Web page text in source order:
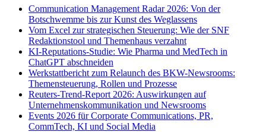
Communication Management Radar 2026: Von der
Botschwemme bis zur Kunst des Weglassens
Vom Excel zur strategischen Steuerung: Wie der SNF
Redaktionstool und Themenhaus verzahnt
KI-Reputations-Studie: Wie Pharma und MedTech in
ChatGPT abschneiden
Werkstattbericht zum Relaunch des BKW-Newsrooms:
Themensteuerung, Rollen und Prozesse
Reuters-Trend-Report 2026: Auswirkungen auf
Unternehmenskommunikation und Newsrooms
Events 2026 für Corporate Communications, PR,
CommTech, KI und Social Media